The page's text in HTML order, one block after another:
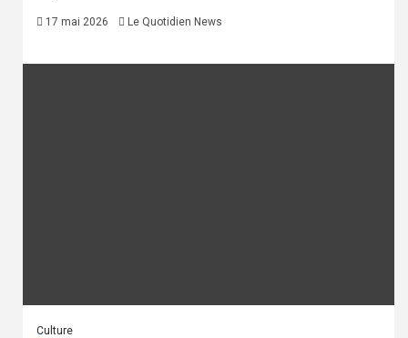
17 mai 2026 Le Quotidien News
Culture